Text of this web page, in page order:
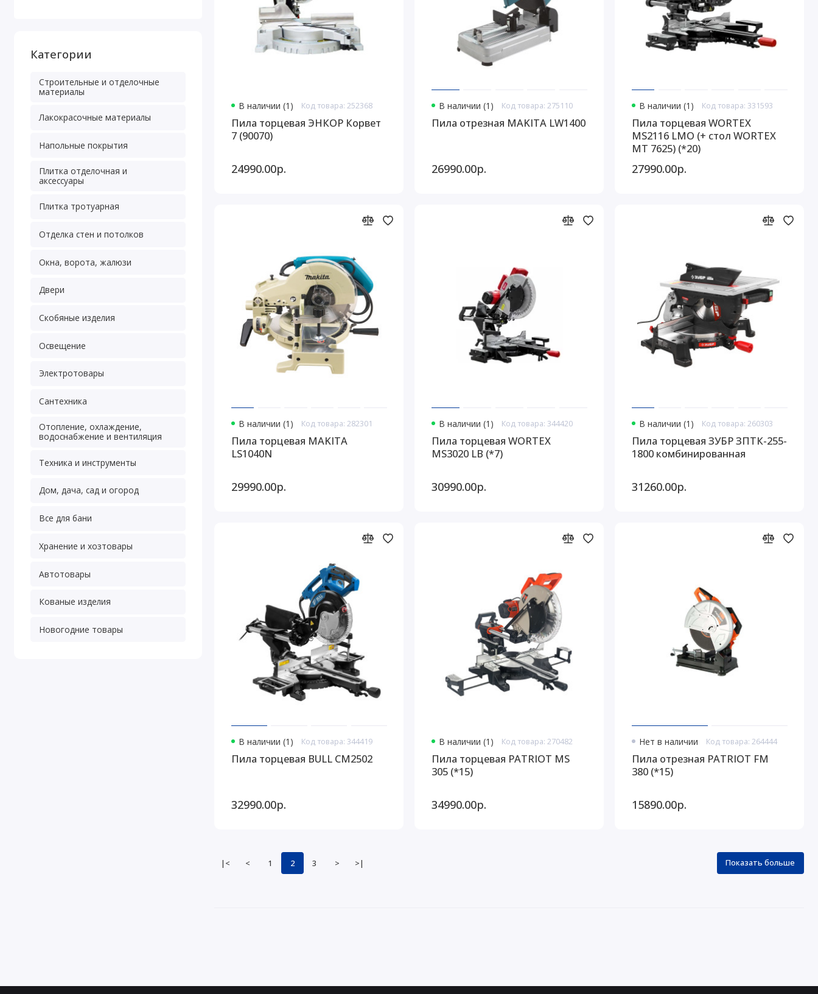
Категории
Строительные и отделочные
материалы
Лакокрасочные материалы
Напольные покрытия
Плитка отделочная и
аксессуары
Плитка тротуарная
Отделка стен и потолков
Окна, ворота, жалюзи
Двери
Скобяные изделия
Освещение
Электротовары
Сантехника
Отопление, охлаждение,
водоснабжение и вентиляция
Техника и инструменты
Дом, дача, сад и огород
Все для бани
Хранение и хозтовары
Автотовары
Кованые изделия
Новогодние товары
В наличии (1) Код товара: 252368
Пила торцевая ЭНКОР Корвет
7 (90070)
24990.00р.
В наличии (1) Код товара: 275110
Пила отрезная MAKITA LW1400
26990.00р.
В наличии (1) Код товара: 331593
Пила торцевая WORTEX
MS2116 LMO (+ стол WORTEX
MT 7625) (*20)
27990.00р.
В наличии (1) Код товара: 282301
Пила торцевая MAKITA
LS1040N
29990.00р.
В наличии (1) Код товара: 344420
Пила торцевая WORTEX
MS3020 LB (*7)
30990.00р.
В наличии (1) Код товара: 260303
Пила торцевая ЗУБР ЗПТК-255-
1800 комбинированная
31260.00р.
В наличии (1) Код товара: 344419
Пила торцевая BULL CM2502
32990.00р.
В наличии (1) Код товара: 270482
Пила торцевая PATRIOT MS
305 (*15)
34990.00р.
Нет в наличии Код товара: 264444
Пила отрезная PATRIOT FM
380 (*15)
15890.00р.
|< < 1 2 3 > >| Показать больше